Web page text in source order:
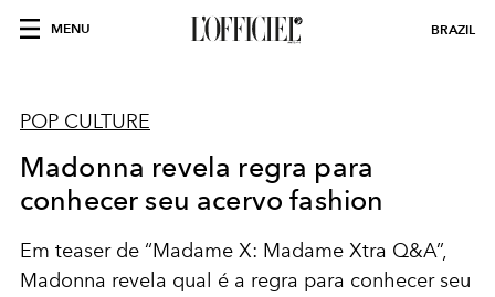
MENU BRAZIL
POP CULTURE
Madonna revela regra para
conhecer seu acervo fashion
Em teaser de “Madame X: Madame Xtra Q&A”,
Madonna revela qual é a regra para conhecer seu